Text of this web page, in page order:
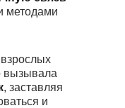
методами
вызывала
, заставляя
и